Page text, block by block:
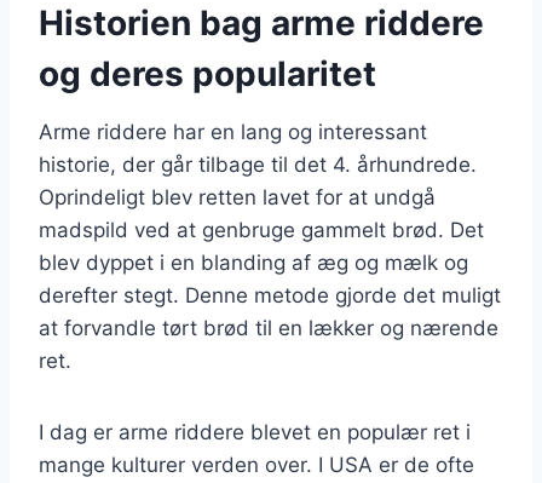
Historien bag arme riddere
og deres popularitet
Arme riddere har en lang og interessant
historie, der går tilbage til det 4. århundrede.
Oprindeligt blev retten lavet for at undgå
madspild ved at genbruge gammelt brød. Det
blev dyppet i en blanding af æg og mælk og
derefter stegt. Denne metode gjorde det muligt
at forvandle tørt brød til en lækker og nærende
ret.
I dag er arme riddere blevet en populær ret i
mange kulturer verden over. I USA er de ofte